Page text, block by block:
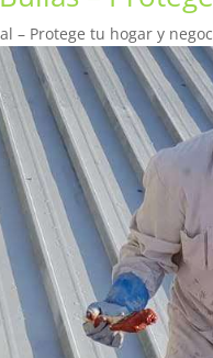
– Protege tu hogar y